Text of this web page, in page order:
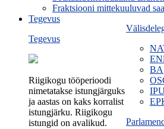
Fraktsiooni mittekuuluvad
BA
Tegevus
Tegevus
Riigikogu tööperioodi
nimetatakse istungjärguks
ja aastas on kaks korralist
istungjärku. Riigikogu
istungid on avalikud.